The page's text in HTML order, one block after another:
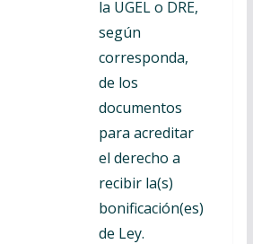
la UGEL o DRE,
según
corresponda,
de los
documentos
para acreditar
el derecho a
recibir la(s)
bonificación(es)
de Ley.